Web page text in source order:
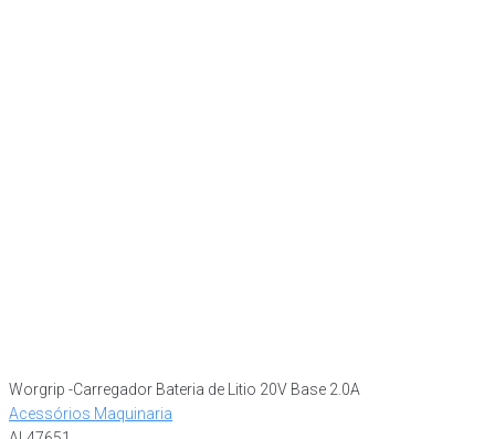
Worgrip -Carregador Bateria de Litio 20V Base 2.0A
Acessórios Maquinaria